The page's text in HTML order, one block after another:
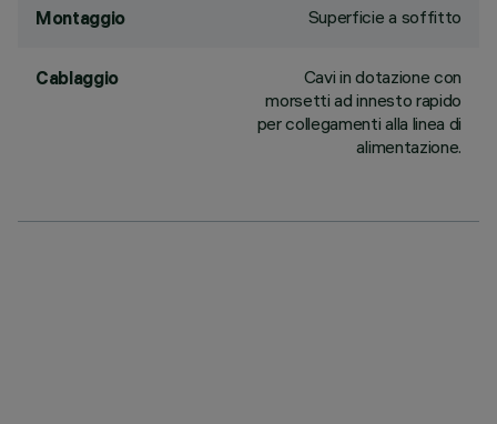
Montaggio Superficie a soffitto
Cablaggio
Cavi in dotazione con
morsetti ad innesto rapido
per collegamenti alla linea di
alimentazione.